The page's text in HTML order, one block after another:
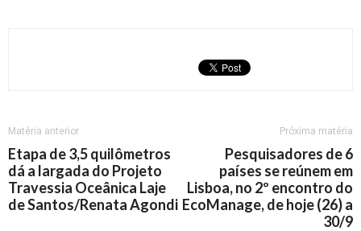
Matéria anterior
Etapa de 3,5 quilômetros
dá a largada do Projeto
Travessia Oceânica Laje
de Santos/Renata Agondi
Próxima matéria
Pesquisadores de 6
países se reúnem em
Lisboa, no 2º encontro do
EcoManage, de hoje (26) a
30/9